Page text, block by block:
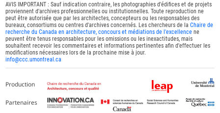
AVIS IMPORTANT : Sauf indication contraire, les photographies d'édifices et de projets
proviennent d'archives professionnelles ou institutionnelles. Toute reproduction ne
peut être autorisée que par les architectes, concepteurs ou les responsables des
bureaux, consortiums ou centres d'archives concernés. Les chercheurs de laChaire de
recherche du Canada en architecture, concours et médiations de l'excellence ne
peuvent être tenus responsables pour les omissions ou les inexactitudes, mais
souhaitent recevoir les commentaires et informations pertinentes afin d'effectuer les
modifications nécessaires lors de la prochaine mise à jour.
info@ccc.umontreal.ca
Production
Partenaires